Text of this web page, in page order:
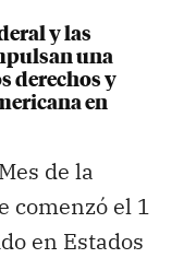
y las
una
derechos y
en
de la
comenzó el 1
en Estados